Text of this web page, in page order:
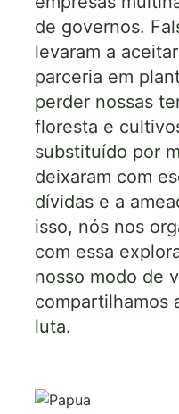
de governos.
levaram a
parceria em
perder nossas
floresta e
substituído por
deixaram com
dívidas e a
isso, nós nos
com essa
nosso modo de
compartilhamos
luta.
Imagem